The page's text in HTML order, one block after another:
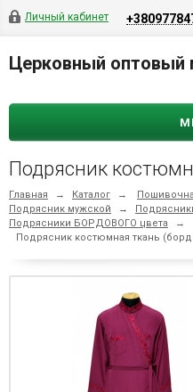
Личный кабинет
Церковный оптовый
Главная → Каталог →
Подрясник мужской
→
Подрясники БОРДОВОГО цвета
→
Подрясник костюмная ткань